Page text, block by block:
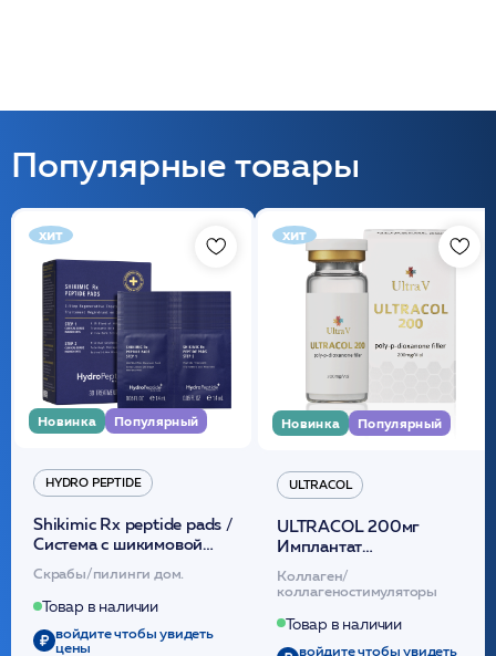
Популярные товары
хит
Новинка Популярный
HYDRO PEPTIDE
Shikimic Rx peptide pads /
Cистема с шикимовой
кислотой обновляющая
(30шт) /HP
Скрабы/пилинги дом.
Товар в наличии
войдите чтобы увидеть
цены
хит
Новинка Популярный
ULTRACOL
ULTRACOL 200мг
Имплантат
внутридермальный,
стерильный на основе
полидиоксанона
/ULTRACOL
Коллаген/
коллагеностимуляторы
Товар в наличии
войдите чтобы увидеть